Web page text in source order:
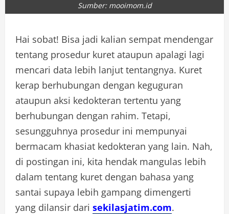
Sumber: mooimom.id
Hai sobat! Bisa jadi kalian sempat mendengar
tentang prosedur kuret ataupun apalagi lagi
mencari data lebih lanjut tentangnya. Kuret
kerap berhubungan dengan keguguran
ataupun aksi kedokteran tertentu yang
berhubungan dengan rahim. Tetapi,
sesungguhnya prosedur ini mempunyai
bermacam khasiat kedokteran yang lain. Nah,
di postingan ini, kita hendak mangulas lebih
dalam tentang kuret dengan bahasa yang
santai supaya lebih gampang dimengerti
yang dilansir dari sekilasjatim.com.